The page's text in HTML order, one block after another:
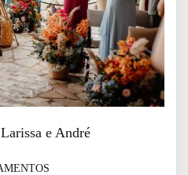
e André